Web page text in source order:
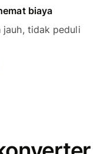
biaya
jauh, tidak peduli